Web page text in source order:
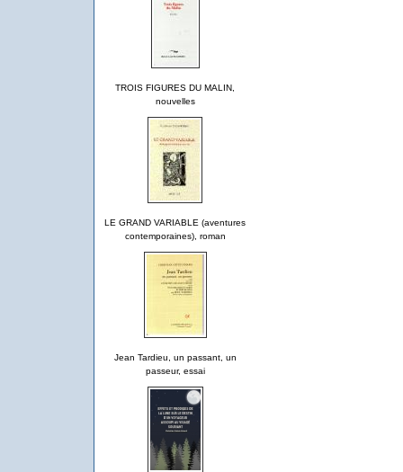
TROIS FIGURES DU MALIN,
nouvelles
LE GRAND VARIABLE (aventures
contemporaines), roman
Jean Tardieu, un passant, un
passeur, essai